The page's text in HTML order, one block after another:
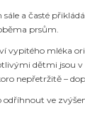
a časté
prsům.
vypitého mléka
dětmi jsou
nepřetržitě –
ve